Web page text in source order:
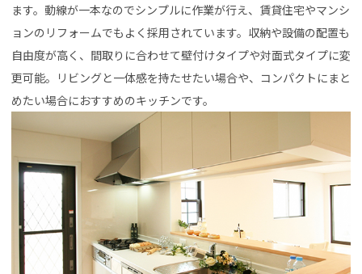
ます。動線が一本なのでシンプルに作業が行え、賃貸住宅やマンシ
ョンのリフォームでもよく採用されています。収納や設備の配置も
自由度が高く、間取りに合わせて壁付けタイプや対面式タイプに変
更可能。リビングと一体感を持たせたい場合や、コンパクトにまと
めたい場合におすすめのキッチンです。